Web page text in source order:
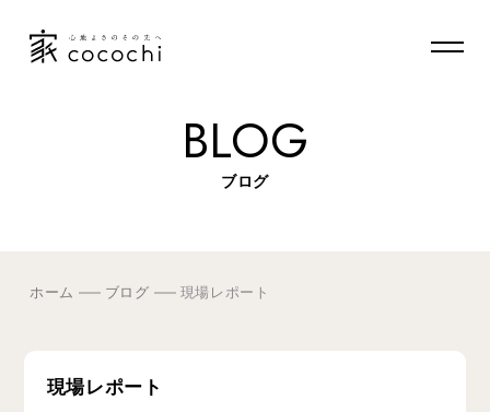
BLOG
ブログ
ホーム ブログ 現場レポート
現場レポート